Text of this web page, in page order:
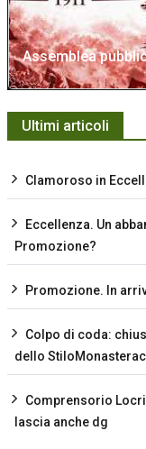
Assemblea
Ultimi articoli
Clamoroso in
Eccellenza. Un
Promozione?
Promozione. In
Colpo di coda:
dello
Comprensorio
lascia anche dg